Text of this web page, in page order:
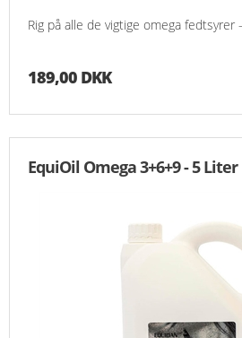
Rig på alle de vigtige omega
189,00 DKK
EquiOil Omega 3+6+9 - 5 Liter